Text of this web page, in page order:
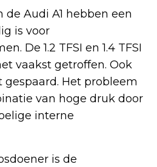
Audi A1 hebben een
is voor
De 1.2 TFSI en 1.4 TFSI
vaakst getroffen. Ook
gespaard. Het probleem
van hoge druk door
interne
is de